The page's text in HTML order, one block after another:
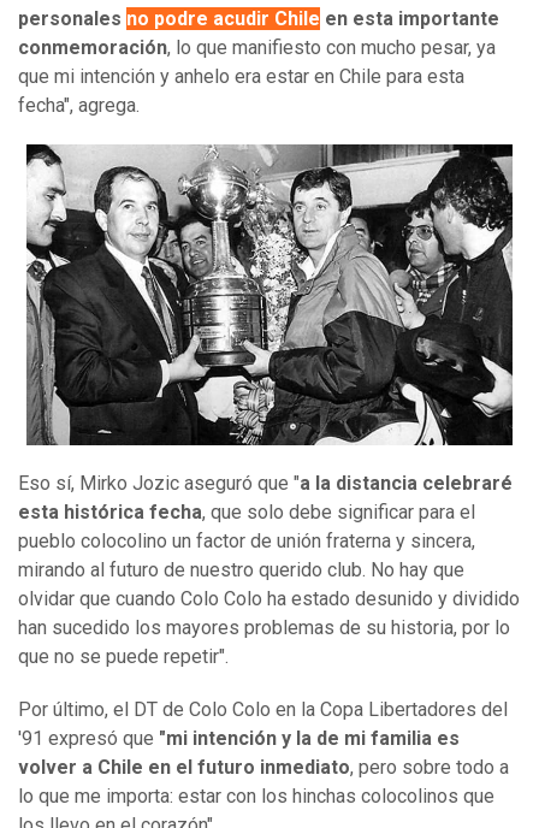
personales no podre acudir Chile en esta importante
conmemoración, lo que manifiesto con mucho pesar, ya
que mi intención y anhelo era estar en Chile para esta
fecha", agrega.
Eso sí, Mirko Jozic aseguró que "a la distancia celebraré
esta histórica fecha, que solo debe significar para el
pueblo colocolino un factor de unión fraterna y sincera,
mirando al futuro de nuestro querido club. No hay que
olvidar que cuando Colo Colo ha estado desunido y dividido
han sucedido los mayores problemas de su historia, por lo
que no se puede repetir".
Por último, el DT de Colo Colo en la Copa Libertadores del
'91 expresó que "mi intención y la de mi familia es
volver a Chile en el futuro inmediato, pero sobre todo a
lo que me importa: estar con los hinchas colocolinos que